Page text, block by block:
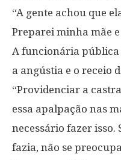
“A gente achou que
Preparei minha mãe
A funcionária pública
a angústia e o receio
“Providenciar a
essa apalpação nas
necessário fazer isso.
fazia, não se